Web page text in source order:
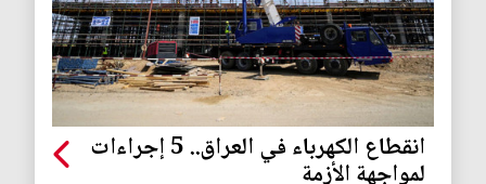
انقطاع الكهرباء في العراق.. 5 إجراءات